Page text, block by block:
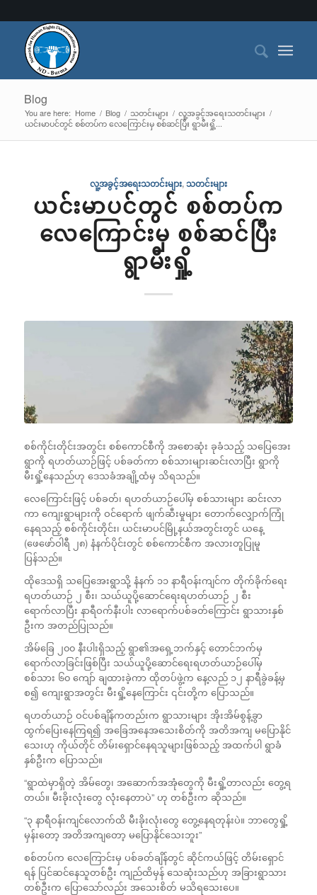
Blog
You are here: Home / Blog / သတင်းများ / လူ့အခွင့်အရေးသတင်းများ /
ယင်းမာပင်တွင် စစ်တပ်က လေကြောင်းမှ စစ်ဆင်ပြီး ရွာမီးရှို့...
လူ့အခွင့်အရေးသတင်းများ,သတင်းများ
ယင်းမာပင်တွင် စစ်တပ်က
လေကြောင်းမှ စစ်ဆင်ပြီး
ရွာမီးရှို့
စစ်ကိုင်းတိုင်းအတွင်း စစ်ကောင်စီကို အစောဆုံး ခုခံသည့် သပြေအေး
ရွာကို ရဟတ်ယာဉ်ဖြင့် ပစ်ခတ်ကာ စစ်သားများဆင်းလာပြီး ရွာကို
မီးရှို့နေသည်ဟု ဒေသခံအချို့ထံမှ သိရသည်။
လေကြောင်းဖြင့် ပစ်ခတ်၊ ရဟတ်ယာဉ်ပေါ်မှ စစ်သားများ ဆင်းလာ
ကာ ကျေးရွာများကို ဝင်ရောက် ဖျက်ဆီးမှုများ တောက်လျှောက်ကြုံ
နေရသည့် စစ်ကိုင်းတိုင်း၊ ယင်းမာပင်မြို့နယ်အတွင်းတွင် ယနေ့
(ဖေဖော်ဝါရီ ၂၈) နံနက်ပိုင်းတွင် စစ်ကောင်စီက အလားတူပြုမူ
ပြန်သည်။
ထိုဒေသရှိ သပြေအေးရွာသို့ နံနက် ၁၁ နာရီဝန်းကျင်က တိုက်ခိုက်ရေး
ရဟတ်ယာဉ် ၂ စီး၊ သယ်ယူပို့ဆောင်ရေးရဟတ်ယာဉ် ၂ စီး
ရောက်လာပြီး နာရီဝက်နီးပါး လာရောက်ပစ်ခတ်ကြောင်း ရွာသားနှစ်
ဦးက အတည်ပြုသည်။
အိမ်ခြေ ၂၀၀ နီးပါးရှိသည့် ရွာ၏အရှေ့ဘက်နှင့် တောင်ဘက်မှ
ရောက်လာခြင်းဖြစ်ပြီး သယ်ယူပို့ဆောင်ရေးရဟတ်ယာဉ်ပေါ်မှ
စစ်သား ၆၀ ကျော် ချထားခဲ့ကာ ထိုတပ်ဖွဲ့က နေ့လည် ၁၂ နာရီခွဲခန့်မှ
စ၍ ကျေးရွာအတွင်း မီးရှို့နေကြောင်း ၎င်းတို့က ပြောသည်။
ရဟတ်ယာဉ် ဝင်ပစ်ချိန်ကတည်းက ရွာသားများ အိုးအိမ်စွန့်ခွာ
ထွက်ပြေးနေကြရ၍ အခြေအနေအသေးစိတ်ကို အတိအကျ မပြောနိုင်
သေးဟု ကိုယ်တိုင် တိမ်းရှောင်နေရသူများဖြစ်သည့် အထက်ပါ ရွာခံ
နှစ်ဦးက ပြောသည်။
“ရွာထဲမှာရှိတဲ့ အိမ်တွေ၊ အဆောက်အအုံတွေကို မီးရှို့တာလည်း တွေ့ရ
တယ်။ မီးခိုးလုံးတွေ လုံးနေတာပဲ” ဟု တစ်ဦးက ဆိုသည်။
“၃ နာရီဝန်းကျင်လောက်ထိ မီးခိုးလုံးတွေ တွေ့နေရတုန်းပဲ။ ဘာတွေရှို့
မှန်းတော့ အတိအကျတော့ မပြောနိုင်သေးဘူး”
စစ်တပ်က လေကြောင်းမှ ပစ်ခတ်ချိန်တွင် ဆိုင်ကယ်ဖြင့် တိမ်းရှောင်
ရန် ပြင်ဆင်နေသူတစ်ဦး ကျည်ထိမှန် သေဆုံးသည်ဟု အခြားရွာသား
တစ်ဦးက ပြောသော်လည်း အသေးစိတ် မသိရသေးပေ။